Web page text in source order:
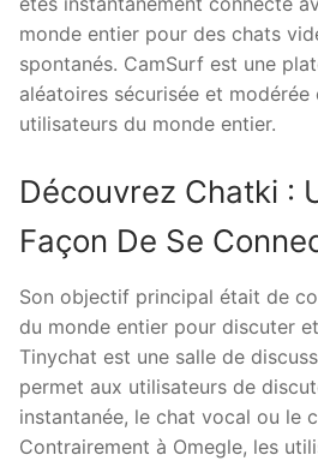
monde entier pour des chats
spontanés. CamSurf est une
aléatoires sécurisée et
utilisateurs du monde entier.
Découvrez Chatki :
Façon De Se
Son objectif principal était de
du monde entier pour discuter
Tinychat est une salle de
permet aux utilisateurs de
instantanée, le chat vocal ou le
Contrairement à Omegle, les